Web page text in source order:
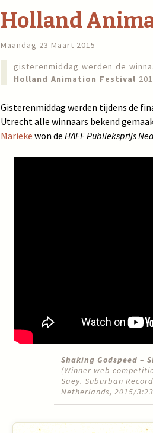
Holland
Maandag 23 Maart 2015
gisterenmiddag werden de
Holland Animation Festival
Gisterenmiddag werden tijdens de
Utrecht alle winnaars bekend
Marieke won de HAFF Publieksprijs
Shaking Godspeed –
(Winner web
Saey. Suburban
Netherlands, 2015/3:23